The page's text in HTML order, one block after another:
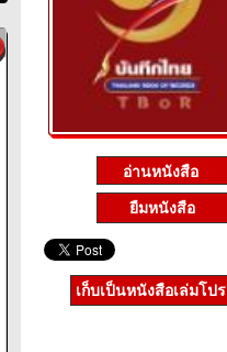
ยืมหนังสือ
เก็บเป็นหนังสือเล่มโป